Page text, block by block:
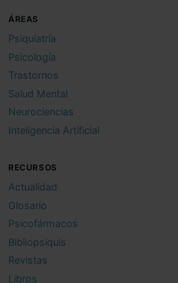
ÁREAS
Psiquiatría
Psicología
Trastornos
Salud Mental
Neurociencias
Inteligencia Artificial
RECURSOS
Actualidad
Glosario
Psicofármacos
Bibliopsiquis
Revistas
Libros